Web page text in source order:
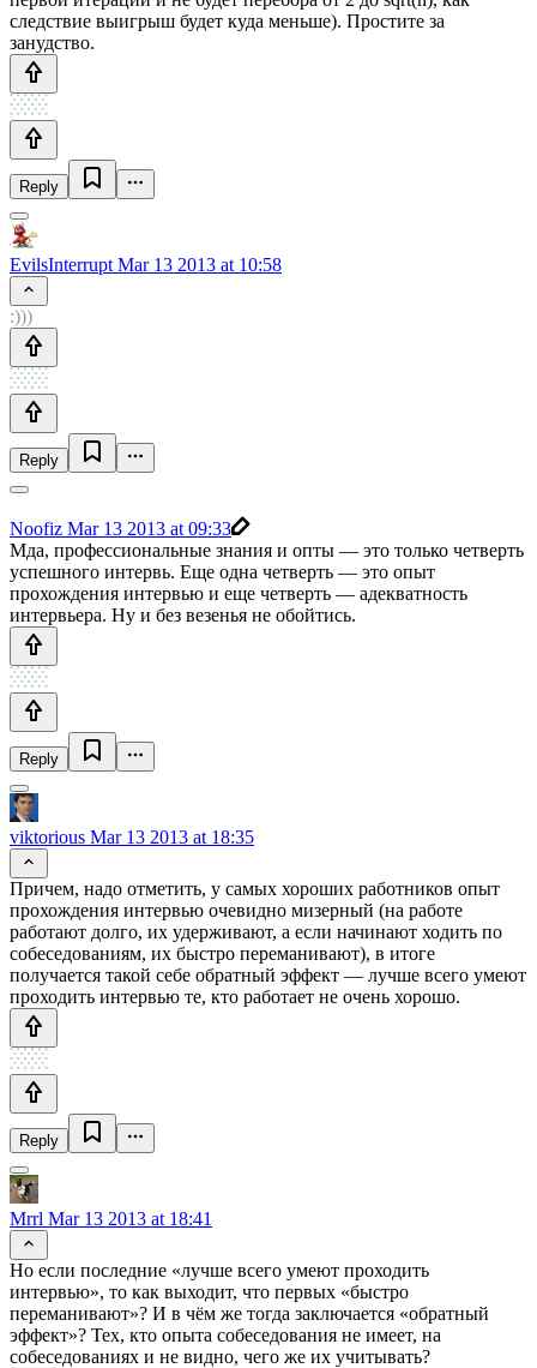
следствие выигрыш будет куда меньше). Простите за
занудство.
Reply
EvilsInterrupt Mar 13 2013 at 10:58
:)))
Reply
Noofiz Mar 13 2013 at 09:33
Мда, профессиональные знания и опты — это только четверть
успешного интервь. Еще одна четверть — это опыт
прохождения интервью и еще четверть — адекватность
интервьера. Ну и без везенья не обойтись.
Reply
viktorious Mar 13 2013 at 18:35
Причем, надо отметить, у самых хороших работников опыт
прохождения интервью очевидно мизерный (на работе
работают долго, их удерживают, а если начинают ходить по
собеседованиям, их быстро переманивают), в итоге
получается такой себе обратный эффект — лучше всего умеют
проходить интервью те, кто работает не очень хорошо.
Reply
Mrrl Mar 13 2013 at 18:41
Но если последние «лучше всего умеют проходить
интервью», то как выходит, что первых «быстро
переманивают»? И в чём же тогда заключается «обратный
эффект»? Тех, кто опыта собеседования не имеет, на
собеседованиях и не видно, чего же их учитывать?